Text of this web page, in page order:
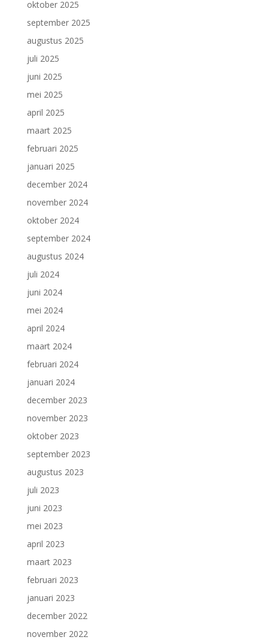
oktober 2025
september 2025
augustus 2025
juli 2025
juni 2025
mei 2025
april 2025
maart 2025
februari 2025
januari 2025
december 2024
november 2024
oktober 2024
september 2024
augustus 2024
juli 2024
juni 2024
mei 2024
april 2024
maart 2024
februari 2024
januari 2024
december 2023
november 2023
oktober 2023
september 2023
augustus 2023
juli 2023
juni 2023
mei 2023
april 2023
maart 2023
februari 2023
januari 2023
december 2022
november 2022